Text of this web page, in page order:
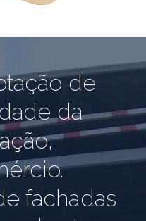
de
da
fachadas